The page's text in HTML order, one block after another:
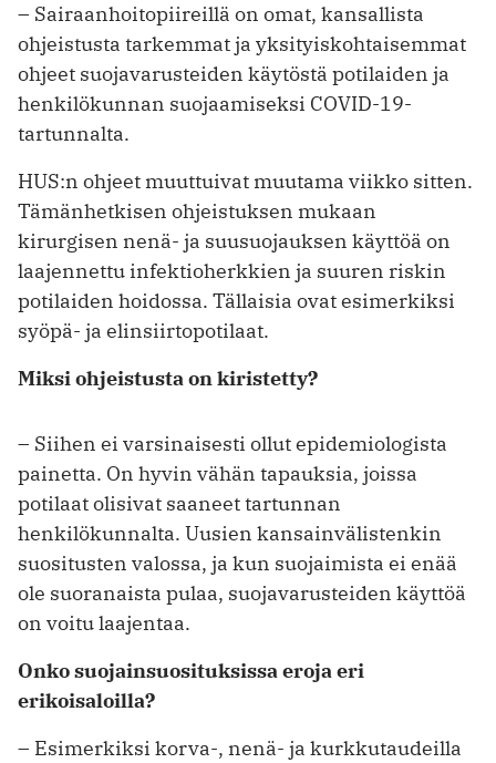
– Sairaanhoitopiireillä on omat, kansallista
ohjeistusta tarkemmat ja yksityiskohtaisemmat
ohjeet suojavarusteiden käytöstä potilaiden ja
henkilökunnan suojaamiseksi COVID-19-
tartunnalta.
HUS:n ohjeet muuttuivat muutama viikko sitten.
Tämänhetkisen ohjeistuksen mukaan
kirurgisen nenä- ja suu­suojauksen käyttöä on
laajennettu infektioherkkien ja suuren riskin
potilaiden hoidossa. Tällaisia ovat esimerkiksi
syöpä- ja elinsiirtopotilaat.
Miksi ohjeistusta on kiristetty?
– Siihen ei varsinaisesti ollut epidemiologista
painetta. On hyvin vähän ­tapauksia, joissa
potilaat olisivat saaneet tartunnan
henkilökunnalta. Uusien kansainvälistenkin
suositusten valossa, ja kun suojaimista ei enää
ole suoranaista pulaa, suojavarusteiden käyttöä
on voitu laajentaa.
Onko suojainsuosituksissa eroja eri
erikoisaloilla?
– Esimerkiksi korva-, nenä- ja kurkkutaudeilla